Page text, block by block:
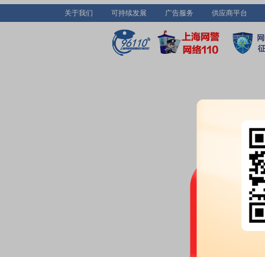
2026-06-30
股本变动：2026年06月30日因
2026年06月24日共
2026年06月16日发布《
首次授予股票期权第一个行权期
关于我们 可持续发展 广告服务 供应商平台